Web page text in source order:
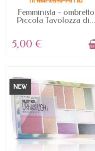
ULTIMI ARTICOLI IN
MAGAZZINO
Femminista - ombretto
Piccola Tavolozza di...
5,00 €
NEW